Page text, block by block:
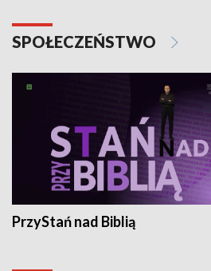
SPOŁECZEŃSTWO
PrzyStań nad Biblią